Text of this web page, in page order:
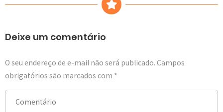
Deixe um comentário
O seu endereço de e-mail não será publicado. Campos
obrigatórios são marcados com *